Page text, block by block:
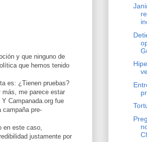
y que ninguno de
que hemos tenido
es: ¿Tienen pruebas?
más, me parece estar
Campanada.org fue
campaña pre-
en este caso,
justamente por